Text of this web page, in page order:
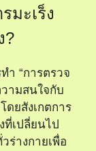
มะเร็ง
?
ำ “การตรวจ
ามสนใจกับ
ดยสังเกตการ
เปลี่ยนไป
ร่างกายเพื่อ